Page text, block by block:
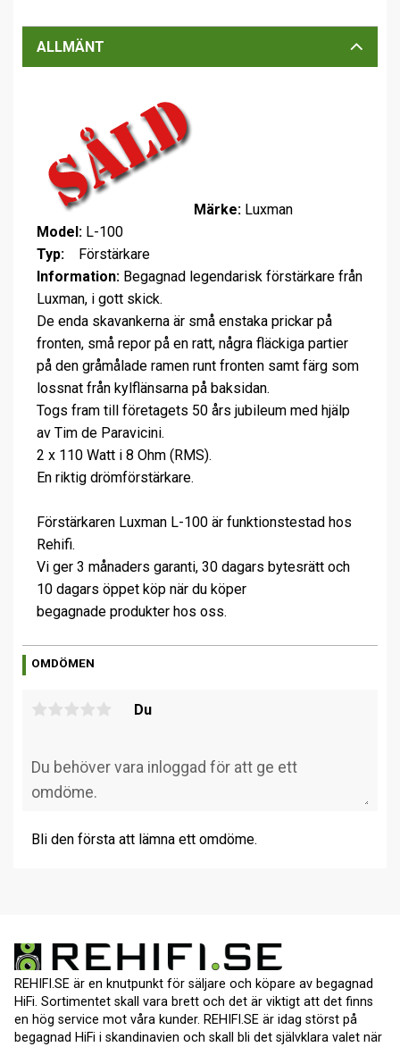
ALLMÄNT
Märke: Luxman
Model: L-100
Typ: Förstärkare
Information: Begagnad legendarisk förstärkare från
Luxman, i gott skick.
De enda skavankerna är små enstaka prickar på
fronten, små repor på en ratt, några fläckiga partier
på den gråmålade ramen runt fronten samt färg som
lossnat från kylflänsarna på baksidan.
Togs fram till företagets 50 års jubileum med hjälp
av Tim de Paravicini.
2 x 110 Watt i 8 Ohm (RMS).
En riktig drömförstärkare.
Förstärkaren Luxman L-100 är funktionstestad hos
Rehifi.
Vi ger 3 månaders garanti, 30 dagars bytesrätt och
10 dagars öppet köp när du köper
begagnade produkter hos oss.
OMDÖMEN
Du
Bli den första att lämna ett omdöme.
REHIFI.SE är en knutpunkt för säljare och köpare av begagnad
HiFi. Sortimentet skall vara brett och det är viktigt att det finns
en hög service mot våra kunder. REHIFI.SE är idag störst på
begagnad HiFi i skandinavien och skall bli det självklara valet när